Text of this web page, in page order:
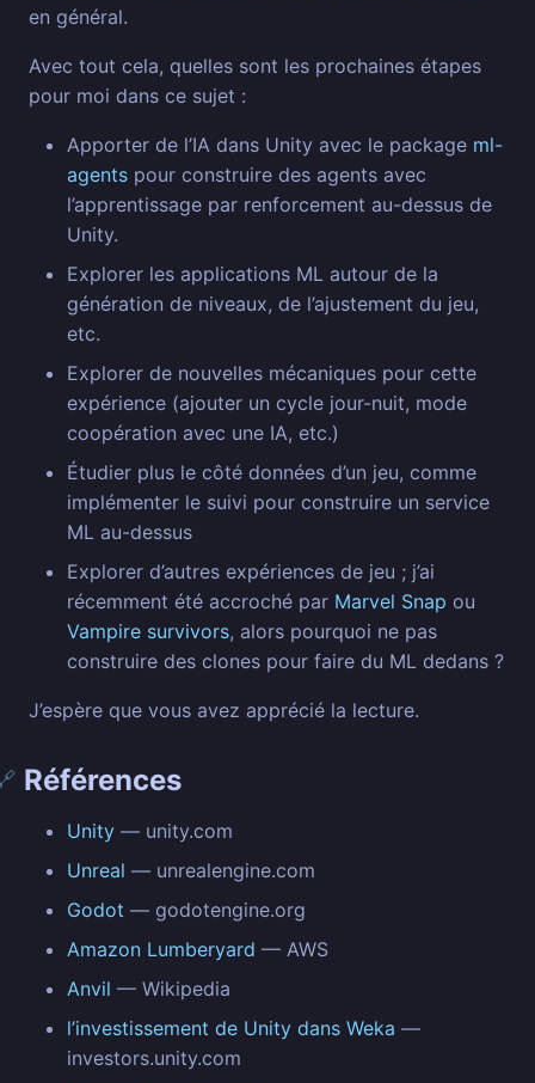
en général.
Avec tout cela, quelles sont les prochaines étapes
pour moi dans ce sujet :
Apporter de l’IA dans Unity avec le package ml-
agents pour construire des agents avec
l’apprentissage par renforcement au-dessus de
Unity.
Explorer les applications ML autour de la
génération de niveaux, de l’ajustement du jeu,
etc.
Explorer de nouvelles mécaniques pour cette
expérience (ajouter un cycle jour-nuit, mode
coopération avec une IA, etc.)
Étudier plus le côté données d’un jeu, comme
implémenter le suivi pour construire un service
ML au-dessus
Explorer d’autres expériences de jeu ; j’ai
récemment été accroché par Marvel Snap ou
Vampire survivors, alors pourquoi ne pas
construire des clones pour faire du ML dedans ?
J’espère que vous avez apprécié la lecture.
Références
Unity — unity.com
Unreal — unrealengine.com
Godot — godotengine.org
Amazon Lumberyard — AWS
Anvil — Wikipedia
l’investissement de Unity dans Weka —
investors.unity.com